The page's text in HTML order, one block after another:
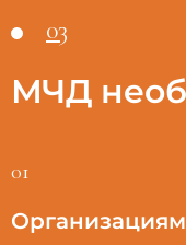
03
МЧД
01